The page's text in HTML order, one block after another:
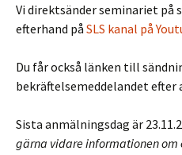
Vi direktsänder seminariet på
efterhand på SLS kanal på
Du får också länken till
bekräftelsemeddelandet efter
Sista anmälningsdag är
gärna vidare informationen